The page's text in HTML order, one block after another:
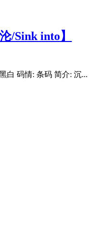
/Sink into】
白 码情: 条码 简介: 沉...